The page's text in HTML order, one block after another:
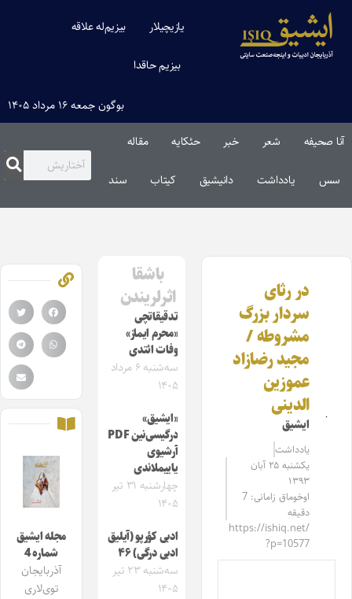
یازیچیلار بیزیم‌له علاقه
بیزیم حاقدا
بوگون جمعه ۱۶ مرداد ۱۴۰۵
آنا صحیفه شعر خبر حئکایه مقاله‌
سس یادداشت دانیشیق کیتاب سند
در رثای
سردار بزرگ
مشروطه /
مجید رضازاد
عموزین
الدینی
ایشیق
یادداشت
یکشنبه ۲۵ آبان
۱۳۹۳
اوخوماق زامانی: 7
دقیقه
https://ishiq.net/
?p=10577
باشقا
اثرلریندن
تدقیقاتچی
«محرم ایماز»
وفات ائتدی
سه‌شنبه ۶ مرداد
۱۴۰۵
«ایشیق»
درگیسی‌نین PDF
آرشیوی
یاییملاندی
چهارشنبه ۳۱ تیر
۱۴۰۵
ادبی کؤرپو (آیلیق
ادبی درگی) ۴۶
سه‌شنبه ۲۳ تیر
۱۴۰۵
مجله ایشیق
شماره 4
آذربایجان
توی‌لاری